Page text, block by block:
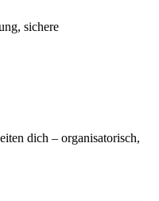
sichere
dich – organisatorisch,